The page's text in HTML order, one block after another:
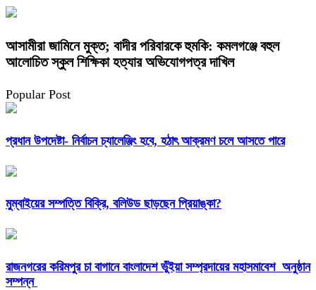
আসামীরা জামিনে মুক্ত; বাদীর পরিবারকে হুমকি: কমলগঞ্জে বহুল
আলোচিত স্কুল শিক্ষিকা হত্যার অভিযোগপত্র দাখিল
Popular Post
প্রধান উপদেষ্টা- নির্বাচন চ্যালেঞ্জিং হবে, হঠাৎ আক্রমণ চলে আসতে পারে
মুম্বাইয়ের সম্পত্তি বিক্রি, বলিউড ছাড়ছেন প্রিয়াঙ্কা?
রাজনগরের করিমপুর চা বাগানে বাংলাদেশ ভুঁইয়া সম্প্রদায়ের মহাসমাবেশ অনুষ্ঠান
সম্পন্ন